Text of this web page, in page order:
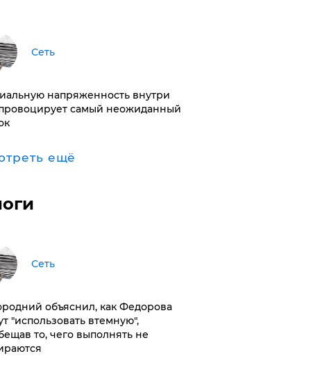
Сеть
напряженность внутри
самый неожиданный
ещё
Сеть
объяснил, как Федорова
"использовать втемную",
то, чего выполнять не